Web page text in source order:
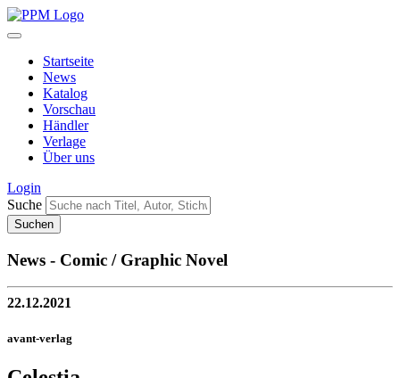
Startseite
News
Katalog
Vorschau
Händler
Verlage
Über uns
Login
Suche
News - Comic / Graphic Novel
22.12.2021
avant-verlag